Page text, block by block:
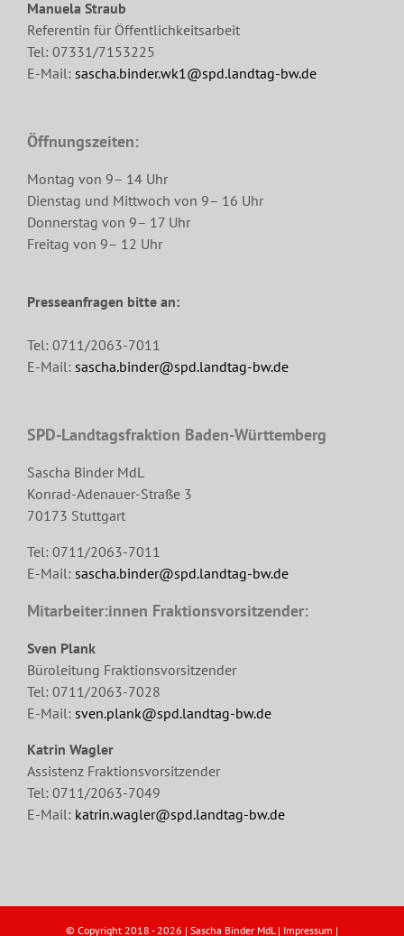
Manuela Straub
Referentin für Öffentlichkeitsarbeit
Tel: 07331/7153225
E-Mail: sascha.binder.wk1@spd.landtag-bw.de
Öffnungszeiten:
Montag von 9– 14 Uhr
Dienstag und Mittwoch von 9– 16 Uhr
Donnerstag von 9– 17 Uhr
Freitag von 9– 12 Uhr
Presseanfragen bitte an:
Tel: 0711/2063-7011
E-Mail: sascha.binder@spd.landtag-bw.de
SPD-Landtagsfraktion Baden-Württemberg
Sascha Binder MdL
Konrad-Adenauer-Straße 3
70173 Stuttgart
Tel: 0711/2063-7011
E-Mail: sascha.binder@spd.landtag-bw.de
Mitarbeiter:innen Fraktionsvorsitzender:
Sven Plank
Büroleitung Fraktionsvorsitzender
Tel: 0711/2063-7028
E-Mail: sven.plank@spd.landtag-bw.de
Katrin Wagler
Assistenz Fraktionsvorsitzender
Tel: 0711/2063-7049
E-Mail: katrin.wagler@spd.landtag-bw.de
© Copyright 2018 -2026 | Sascha Binder MdL | Impressum |